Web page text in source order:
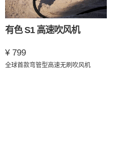
有色 S1 高速吹风机
¥ 799
全球首款弯管型高速无刷吹风机